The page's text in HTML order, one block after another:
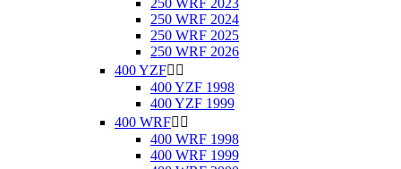
250 WRF 2023
250 WRF 2024
250 WRF 2025
250 WRF 2026
400 YZF 
400 YZF 1998
400 YZF 1999
400 WRF 
400 WRF 1998
400 WRF 1999